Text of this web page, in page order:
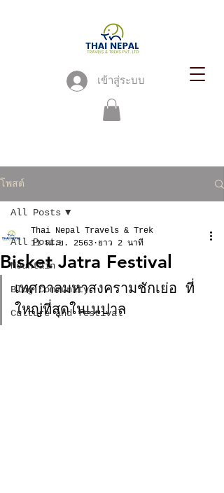
เข้าสู่ระบบ
โพสต์
All Posts
Mountain
Blog Community
Culture and festival
All Posts
Bisket Jatra Festival
Thai Nepal Travels & Trek
11 เม.ย. 2563 ยาว 2 นาที
เทศกาลมหาสงครามชักเย่อ ที่
ใหญ่ที่สุดในเนปาล